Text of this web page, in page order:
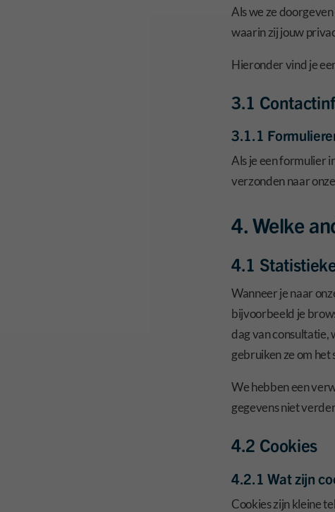
Als we ze
waarin zij jouw
Hieronder vind je
3.1
3.1.1
Als je een formulier
verzonden naar
4. Welke
4.1
Wanneer je naar
bijvoorbeeld je
dag van consultatie,
gebruiken ze om
We hebben een
gegevens niet
4.2 Cookies
4.2.1 Wat zijn
Cookies zijn kleine